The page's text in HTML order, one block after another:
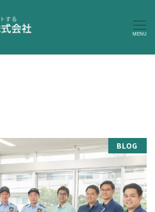
MENU
BLOG